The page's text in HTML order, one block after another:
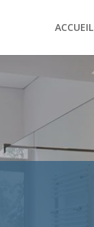
ACCUEIL